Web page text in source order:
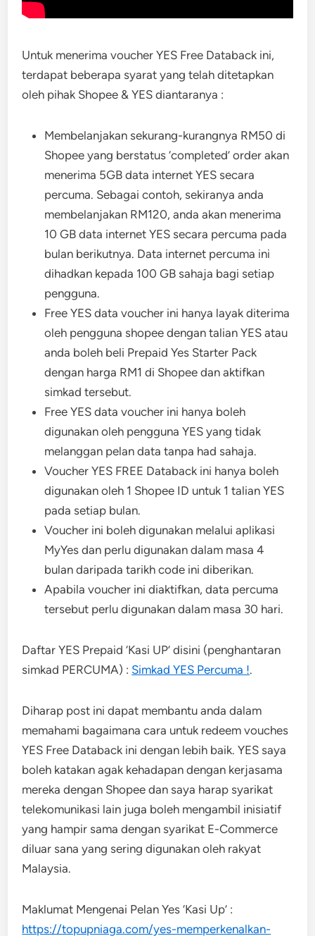
Untuk menerima voucher YES Free Databack ini,
terdapat beberapa syarat yang telah ditetapkan
oleh pihak Shopee & YES diantaranya :
Membelanjakan sekurang-kurangnya RM50 di
Shopee yang berstatus ‘completed’ order akan
menerima 5GB data internet YES secara
percuma. Sebagai contoh, sekiranya anda
membelanjakan RM120, anda akan menerima
10 GB data internet YES secara percuma pada
bulan berikutnya. Data internet percuma ini
dihadkan kepada 100 GB sahaja bagi setiap
pengguna.
Free YES data voucher ini hanya layak diterima
oleh pengguna shopee dengan talian YES atau
anda boleh beli Prepaid Yes Starter Pack
dengan harga RM1 di Shopee dan aktifkan
simkad tersebut.
Free YES data voucher ini hanya boleh
digunakan oleh pengguna YES yang tidak
melanggan pelan data tanpa had sahaja.
Voucher YES FREE Databack ini hanya boleh
digunakan oleh 1 Shopee ID untuk 1 talian YES
pada setiap bulan.
Voucher ini boleh digunakan melalui aplikasi
MyYes dan perlu digunakan dalam masa 4
bulan daripada tarikh code ini diberikan.
Apabila voucher ini diaktifkan, data percuma
tersebut perlu digunakan dalam masa 30 hari.
Daftar YES Prepaid ‘Kasi UP’ disini (penghantaran
simkad PERCUMA) : Simkad YES Percuma !.
Diharap post ini dapat membantu anda dalam
memahami bagaimana cara untuk redeem vouches
YES Free Databack ini dengan lebih baik. YES saya
boleh katakan agak kehadapan dengan kerjasama
mereka dengan Shopee dan saya harap syarikat
telekomunikasi lain juga boleh mengambil inisiatif
yang hampir sama dengan syarikat E-Commerce
diluar sana yang sering digunakan oleh rakyat
Malaysia.
Maklumat Mengenai Pelan Yes ‘Kasi Up’ :
https://topupniaga.com/yes-memperkenalkan-